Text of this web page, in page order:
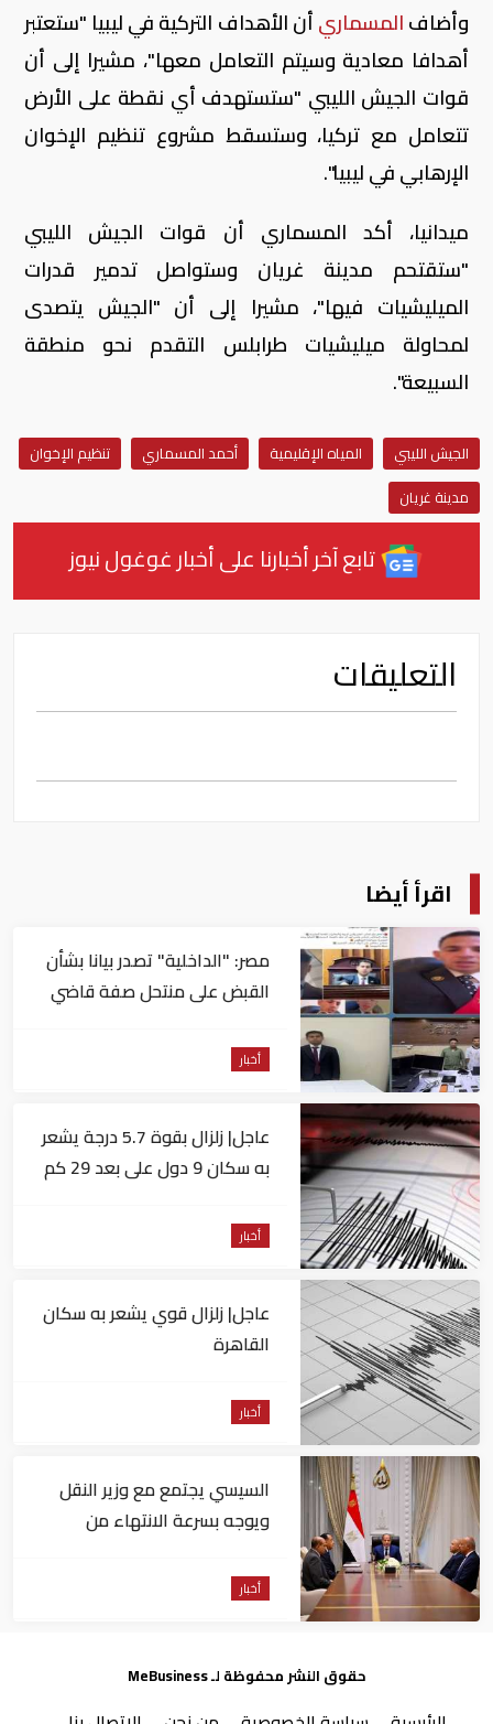
وأضافالمسماريأن الأهداف التركية في ليبيا "ستعتبر
أهدافا معادية وسيتم التعامل معها"، مشيرا إلى أن
قوات الجيش الليبي "ستستهدف أي نقطة على الأرض
تتعامل مع تركيا، وستسقط مشروع تنظيم الإخوان
الإرهابي في ليبيا".
ميدانيا، أكد المسماري أن قوات الجيش الليبي
"ستقتحم مدينة غريان وستواصل تدمير قدرات
الميليشيات فيها"، مشيرا إلى أن "الجيش يتصدى
لمحاولة ميليشيات طرابلس التقدم نحو منطقة
السبيعة".
الجيش الليبي المياه الإقليمية أحمد المسماري
تنظيم الإخوان
مدينة غريان
تابع آخر أخبارنا على أخبار غوغول نيوز
التعليقات
اقرأ أيضا
مصر: "الداخلية" تصدر بيانا بشأن
القبض على منتحل صفة قاضي
أخبار
عاجل| زلزال بقوة 5.7 درجة يشعر
به سكان 9 دول على بعد 29 كم
أخبار
عاجل| زلزال قوي يشعر به سكان
القاهرة
أخبار
السيسي يجتمع مع وزير النقل
ويوجه بسرعة الانتهاء من
أخبار
حقوق النشر محفوظة لـ MeBusiness